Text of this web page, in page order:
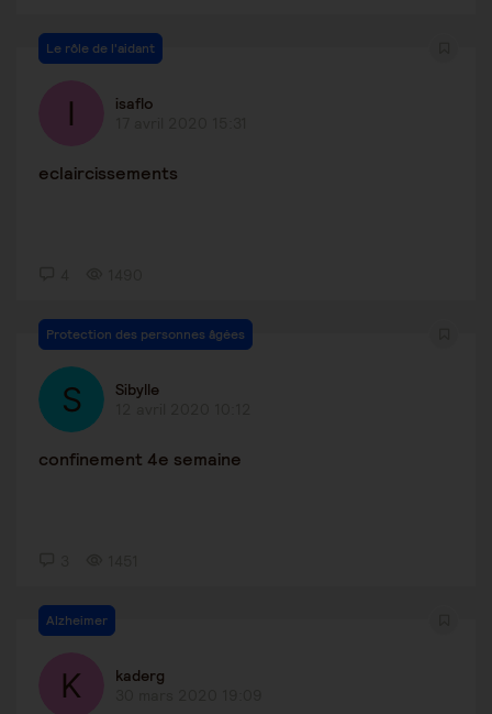
Le rôle de l'aidant
isaflo
eclaircissements
Protection des personnes âgées
Sibylle
confinement 4e semaine
Alzheimer
kaderg